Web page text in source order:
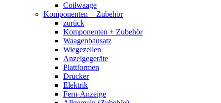
Coilwaage
Komponenten + Zubehör
zurück
Komponenten + Zubehör
Waagenbausatz
Wiegezellen
Anzeigegeräte
Plattformen
Drucker
Elektrik
Fern-Anzeige